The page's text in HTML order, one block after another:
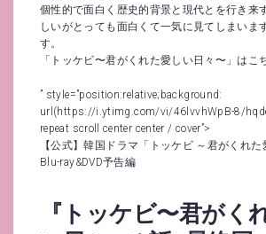
個性的で面白く歴史的背景と現代とを行き来
しいがとっても面白くて一気に見てしまいま
す。
「トッケビ〜君がくれた愛しい日々〜」はこ
” style=”position:relative;background:
url(https://i.ytimg.com/vi/46lvvhWpB-8/
repeat scroll center center / cover”>
【公式】韓国ドラマ「トッケビ ～君がくれた
Blu-ray&DVD予告編
『トッケビ〜君がく